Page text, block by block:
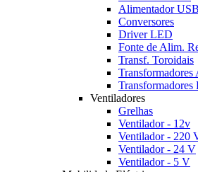
Alimentador USB
Conversores
Driver LED
Fonte de Alim.
Transf. Toroidais
Transformadores
Transformadores
Ventiladores
Grelhas
Ventilador - 12v
Ventilador - 220
Ventilador - 24 V
Ventilador - 5 V